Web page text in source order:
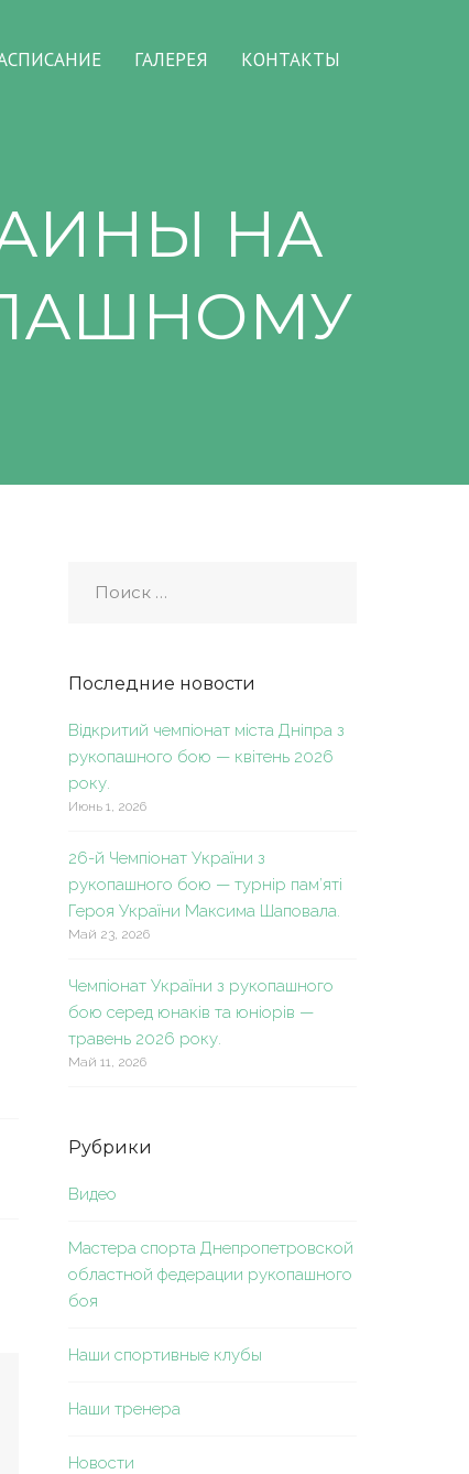
ГАЛЕРЕЯ КОНТАКТЫ
НА
Последние новости
Відкритий чемпіонат міста Дніпра з
рукопашного бою — квітень 2026
року.
Июнь 1, 2026
26-й Чемпіонат України з
рукопашного бою — турнір пам’яті
Героя України Максима Шаповала.
Май 23, 2026
Чемпіонат України з рукопашного
бою серед юнаків та юніорів —
травень 2026 року.
Май 11, 2026
Рубрики
Видео
Мастера спорта Днепропетровской
областной федерации рукопашного
боя
Наши спортивные клубы
Наши тренера
Новости